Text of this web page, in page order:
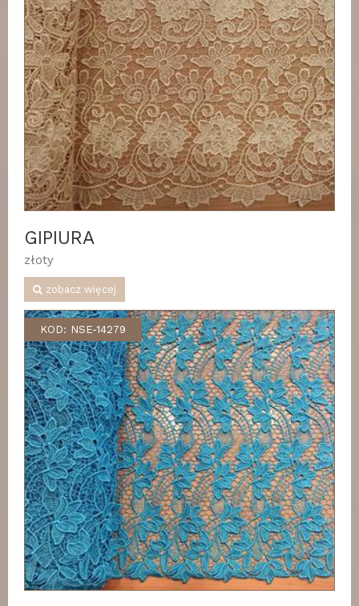
GIPIURA
złoty
zobacz więcej
KOD: NSE-14279